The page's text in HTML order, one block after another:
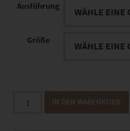
Ausführung
Größe
Morgan
IN DEN WARENKORB